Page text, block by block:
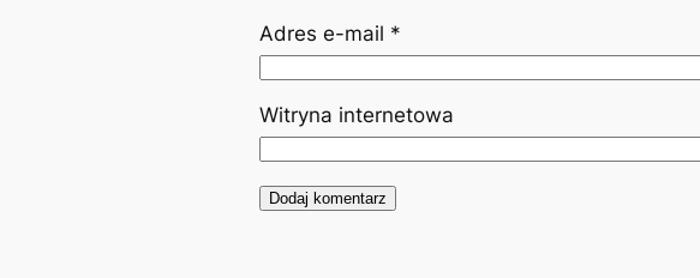
Adres e-mail *
Witryna internetowa